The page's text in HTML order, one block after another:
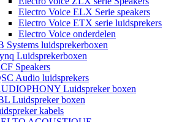
Electro Voice ELX Serie speakers
Electro Voice ETX serie luidsprekers
Electro Voice onderdelen
Systems luidsprekerboxen
Luidsprekerboxen
Speakers
Audio luidsprekers
Luidspreker boxen
Luidspreker boxen
kabels